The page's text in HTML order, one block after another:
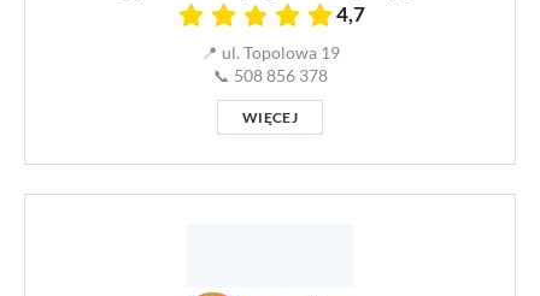
4,7
📍 ul. Topolowa 19
📞 508 856 378
WIĘCEJ